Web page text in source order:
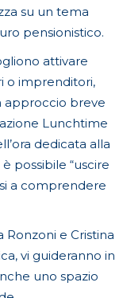
su un tema
pensionistico.
attivare
o imprenditori,
approccio breve
Lunchtime
dedicata alla
possibile “uscire
a comprendere
Ronzoni e Cristina
vi guideranno in
uno spazio